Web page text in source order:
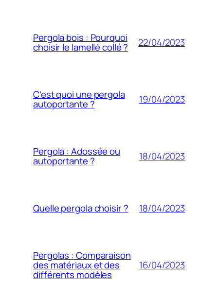
Pergola bois : Pourquoi
choisir le lamellé collé ? 22/04/2023
C’est quoi une pergola
autoportante ? 19/04/2023
Pergola : Adossée ou
autoportante ? 18/04/2023
Quelle pergola choisir ? 18/04/2023
Pergolas : Comparaison
des matériaux et des
différents modèles
16/04/2023